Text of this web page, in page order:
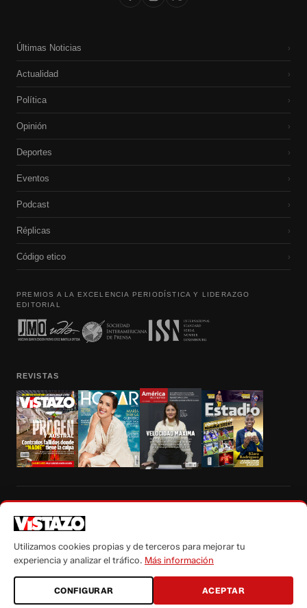
Últimas Noticias ›
Actualidad ›
Política ›
Opinión ›
Deportes ›
Eventos ›
Podcast ›
Réplicas ›
Código etico ›
PREMIOS A LA EXCELENCIA PERIODÍSTICA Y LIDERAZGO
EDITORIAL
REVISTAS
autorización escrita de su titular, de todos los contenidos de Vistazo.com.
Utilizamos cookies propias y de terceros para mejorar tu
experiencia y analizar el tráfico. Más información
CONFIGURAR ACEPTAR